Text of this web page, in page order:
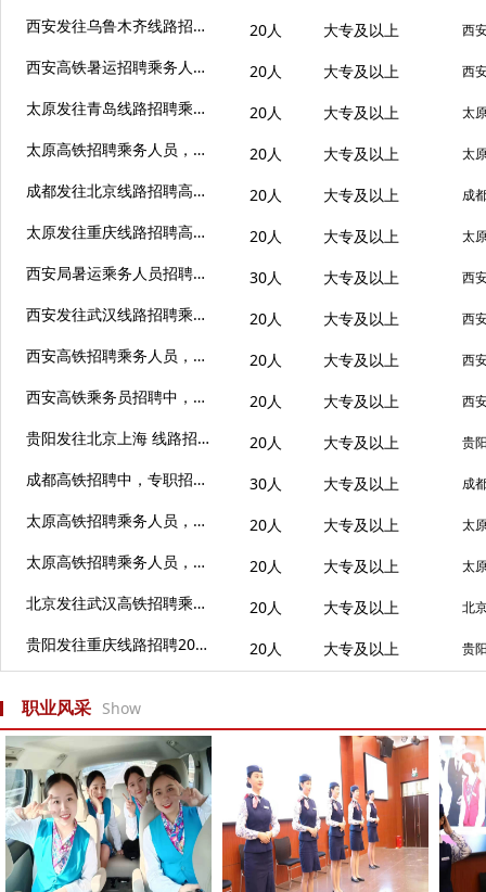
西安发往乌鲁木齐线路招聘20名乘务人员 20人 大专及以上 西
西安高铁暑运招聘乘务人员，条件符合点击报名 20人 大专及以上 西
太原发往青岛线路招聘乘务人员 20人 大专及以上 太
太原高铁招聘乘务人员，专职非实习生 20人 大专及以上 太
成都发往北京线路招聘高铁乘务人员 20人 大专及以上 成
太原发往重庆线路招聘高铁乘务人员 20人 大专及以上 太
西安局暑运乘务人员招聘进行中，点击报名 30人 大专及以上 西
西安发往武汉线路招聘乘务人员，条件符合可报名 20人 大专及以上 西
西安高铁招聘乘务人员，专职非实习生 20人 大专及以上 西
西安高铁乘务员招聘中，条件符合可报名 20人 大专及以上 西
贵阳发往北京上海 线路招聘乘务人员 20人 大专及以上 贵
成都高铁招聘中，专职招聘非实习生 30人 大专及以上 成
太原高铁招聘乘务人员，即将面试 20人 大专及以上 太
太原高铁招聘乘务人员，点击报名 20人 大专及以上 太
北京发往武汉高铁招聘乘务人员 20人 大专及以上 北
贵阳发往重庆线路招聘20名高铁乘务人员 20人 大专及以上 贵
职业风采 Show